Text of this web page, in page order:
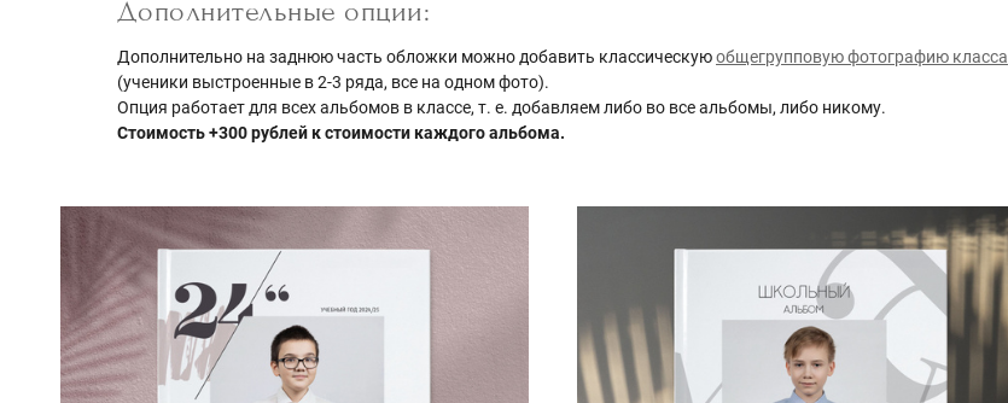
Дополнительные опции:
Дополнительно на заднюю часть обложки можно добавить классическуюобщегрупповую фотографию класса
(ученики выстроенные в 2-3 ряда, все на одном фото).
Опция работает для всех альбомов в классе, т. е. добавляем либо во все альбомы, либо никому.
Стоимость +300 рублей к стоимости каждого альбома.